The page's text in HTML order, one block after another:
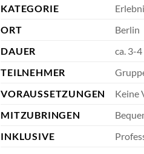
KATEGORIE
ORT
Berlin
DAUER
ca. 3-
TEILNEHMER
VORAUSSETZUNGEN
Keine
MITZUBRINGEN
INKLUSIVE